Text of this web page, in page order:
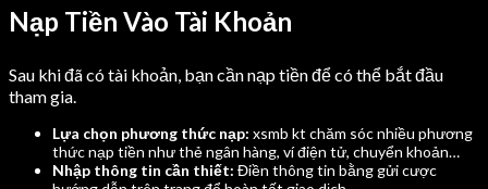
Nạp Tiền Vào Tài Khoản
Sau khi đã có tài khoản, bạn cần nạp tiền để có thể bắt đầu
tham gia.
Lựa chọn phương thức nạp: xsmb kt chăm sóc nhiều phương
thức nạp tiền như thẻ ngân hàng, ví điện tử, chuyển khoản…
Nhập thông tin cần thiết: Điền thông tin bằng gửi cược